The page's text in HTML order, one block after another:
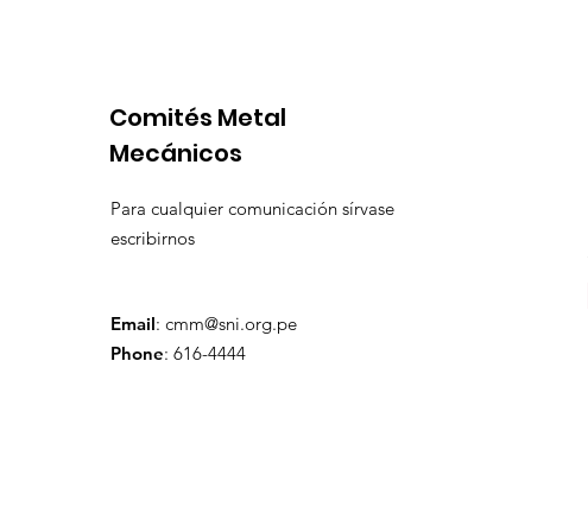
Comités Metal
Mecánicos
Para cualquier comunicación sírvase
escribirnos
Email: cmm@sni.org.pe
Phone: 616-4444